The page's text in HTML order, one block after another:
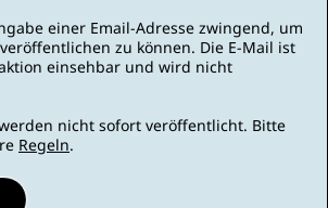
einer Email-Adresse zwingend, um
zu können. Die E-Mail ist
einsehbar und wird nicht
nicht sofort veröffentlicht. Bitte
Regeln.